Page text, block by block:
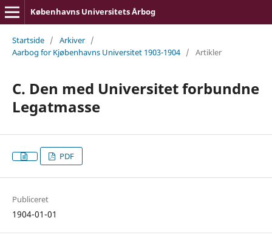
Københavns Universitets Årbog
Startside / Arkiver /
Aarbog for Kjøbenhavns Universitet 1903-1904 / Artikler
C. Den med Universitet forbundne
Legatmasse
PDF
Publiceret
1904-01-01